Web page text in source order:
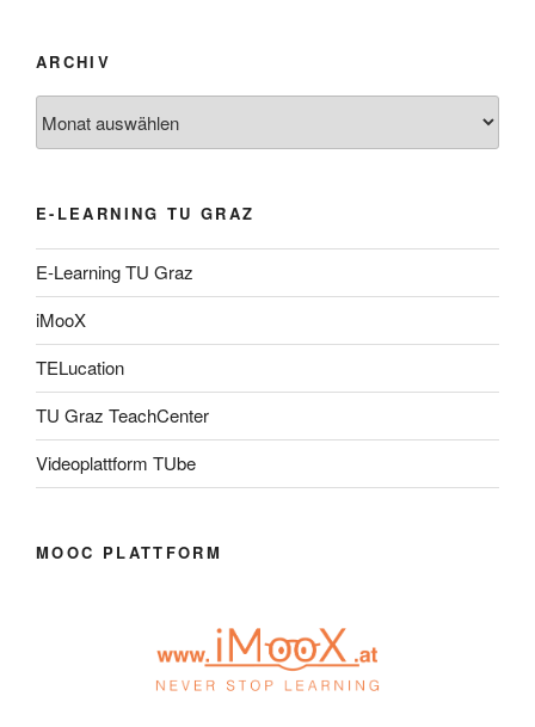
ARCHIV
E-LEARNING TU GRAZ
E-Learning TU Graz
iMooX
TELucation
TU Graz TeachCenter
Videoplattform TUbe
MOOC PLATTFORM